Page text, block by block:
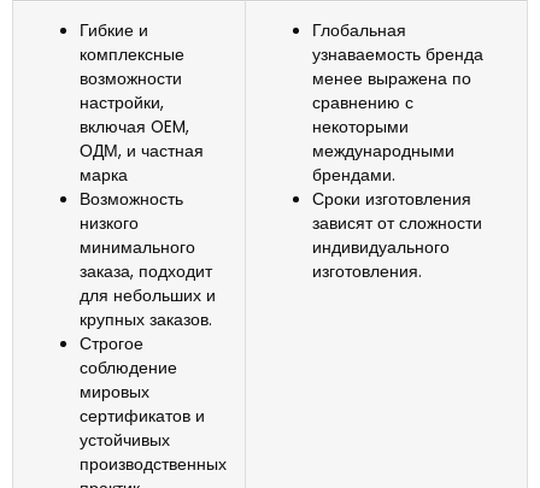
Гибкие и
комплексные
возможности
настройки,
включая OEM,
ОДМ, и частная
марка
Возможность
низкого
минимального
заказа, подходит
для небольших и
крупных заказов.
Строгое
соблюдение
мировых
сертификатов и
устойчивых
производственных
Глобальная
узнаваемость бренда
менее выражена по
сравнению с
некоторыми
международными
брендами.
Сроки изготовления
зависят от сложности
индивидуального
изготовления.